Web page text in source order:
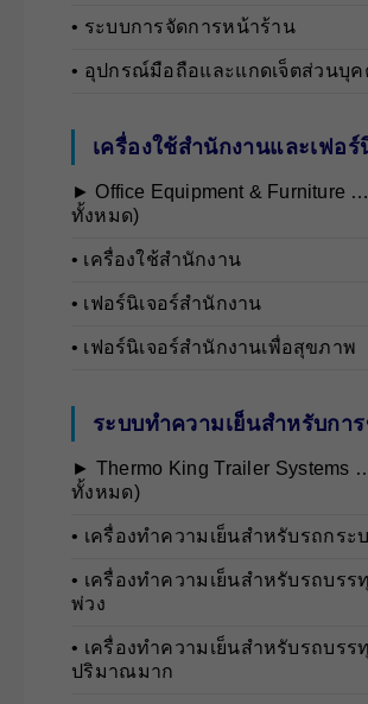
• ระบบการจัดการหน้าร้าน
• อุปกรณ์มือถือและแกดเจ็ตส่วนบุค
เครื่องใช้สำนักงานและเฟอร์
► Office Equipment & Furniture
ทั้งหมด)
• เครื่องใช้สำนักงาน
• เฟอร์นิเจอร์สำนักงาน
• เฟอร์นิเจอร์สำนักงานเพื่อสุขภาพ
ระบบทำความเย็นสำหรับกา
► Thermo King Trailer Systems
ทั้งหมด)
• เครื่องทำความเย็นสำหรับรถกระ
• เครื่องทำความเย็นสำหรับรถบรร
พ่วง
• เครื่องทำความเย็นสำหรับรถบรร
ปริมาณมาก